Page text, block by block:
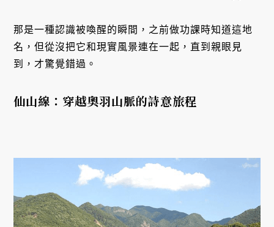
那是一種認識被喚醒的瞬間，之前做功課時知道這地
名，但從沒把它和現實風景連在一起，直到親眼見
到，才驚覺錯過。
仙山線：穿越奧羽山脈的詩意旅程